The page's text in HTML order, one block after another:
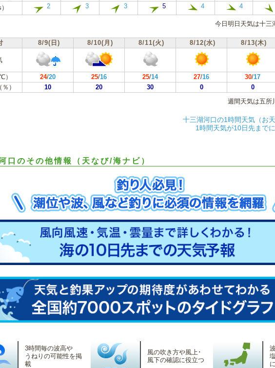
2 3 3 5 4 4
今日明日天気は十三
8/9(日) 8/10(月) 8/11(火) 8/12(水) 8/13(木)
24/20 25/16 25/14 27/16 30/17
）
10 20 30 0 0
週間天気は五所
十三湖河口の1時間天気（お
1時間天気が10日先まで
口のその他情報（天なび/海ナビ）
3時間毎の波高や
うねりの可能性を掲
載
風の吹き方や風上･
風下の確認に役立つ